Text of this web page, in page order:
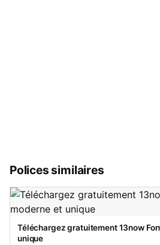
Polices similaires
Téléchargez gratuitement 13now
unique